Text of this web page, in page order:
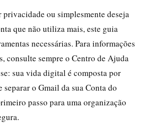
privacidade ou simplesmente deseja
que não utiliza mais, este guia
necessárias. Para informações
consulte sempre o Centro de Ajuda
sua vida digital é composta por
o Gmail da sua Conta do
passo para uma organização